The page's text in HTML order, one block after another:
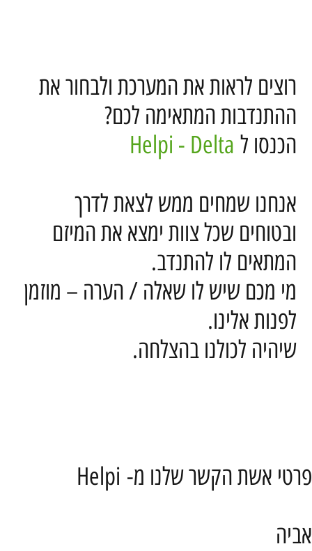
פרטי אשת הקשר שלנו מ- Helpi
אביה
רוצים לראות את המערכת ולבחור את
ההתנדבות המתאימה לכם?
הכנסו ל Helpi - Delta
אנחנו שמחים ממש לצאת לדרך
ובטוחים שכל צוות ימצא את המיזם
המתאים לו להתנדב.
מי מכם שיש לו שאלה / הערה – מוזמן
לפנות אלינו.
שיהיה לכולנו בהצלחה.